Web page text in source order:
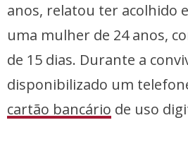
anos, relatou ter acolhido
uma mulher de 24 anos,
de 15 dias. Durante a
disponibilizado um
cartão bancário de uso